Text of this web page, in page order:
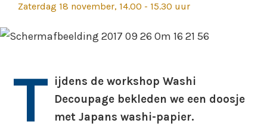
Zaterdag 18 november, 14.00 - 15.30 uur
T ijdens de workshop Washi
Decoupage bekleden we een doosje
met Japans washi-papier.